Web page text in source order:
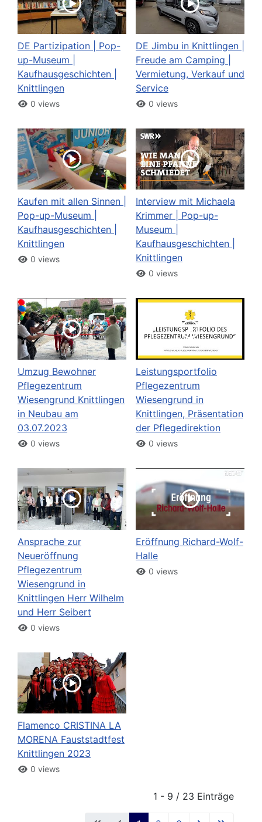
DE Partizipation | Pop-
up-Museum |
Kaufhausgeschichten |
Knittlingen
0 views
DE Jimbu in Knittlingen |
Freude am Camping |
Vermietung, Verkauf und
Service
0 views
Kaufen mit allen Sinnen |
Pop-up-Museum |
Kaufhausgeschichten |
Knittlingen
0 views
Interview mit Michaela
Krimmer | Pop-up-
Museum |
Kaufhausgeschichten |
Knittlingen
0 views
Umzug Bewohner
Pflegezentrum
Wiesengrund Knittlingen
in Neubau am
03.07.2023
0 views
Leistungsportfolio
Pflegezentrum
Wiesengrund in
Knittlingen, Präsentation
der Pflegedirektion
0 views
Ansprache zur
Neueröffnung
Pflegezentrum
Wiesengrund in
Knittlingen Herr Wilhelm
und Herr Seibert
0 views
Eröffnung Richard-Wolf-
Halle
0 views
Flamenco CRISTINA LA
MORENA Fauststadtfest
Knittlingen 2023
0 views
1 - 9 / 23 Einträge